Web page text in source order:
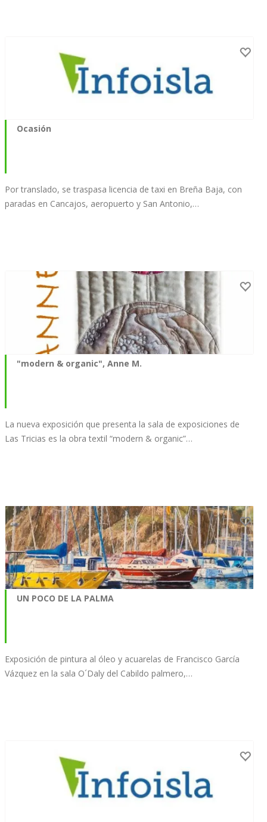
Ocasión
Por translado, se traspasa licencia de taxi en Breña Baja, con
paradas en Cancajos, aeropuerto y San Antonio,…
"modern & organic", Anne M.
La nueva exposición que presenta la sala de exposiciones de
Las Tricias es la obra textil “modern & organic”…
UN POCO DE LA PALMA
Exposición de pintura al óleo y acuarelas de Francisco García
Vázquez en la sala O´Daly del Cabildo palmero,…